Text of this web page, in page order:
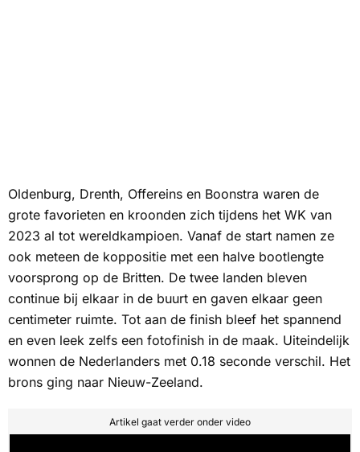
Oldenburg, Drenth, Offereins en Boonstra waren de
grote favorieten en kroonden zich tijdens het WK van
2023 al tot wereldkampioen. Vanaf de start namen ze
ook meteen de koppositie met een halve bootlengte
voorsprong op de Britten. De twee landen bleven
continue bij elkaar in de buurt en gaven elkaar geen
centimeter ruimte. Tot aan de finish bleef het spannend
en even leek zelfs een fotofinish in de maak. Uiteindelijk
wonnen de Nederlanders met 0.18 seconde verschil. Het
brons ging naar Nieuw-Zeeland.
Artikel gaat verder onder video